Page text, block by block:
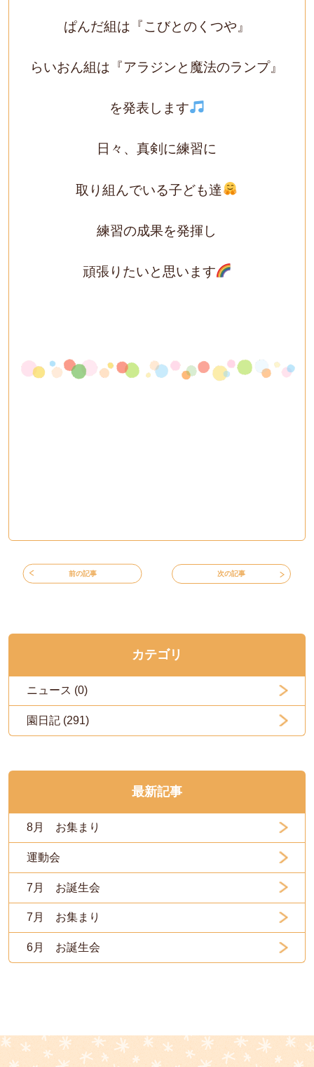
ぱんだ組は『こびとのくつや』
らいおん組は『アラジンと魔法のランプ』
を発表します
日々、真剣に練習に
取り組んでいる子ども達
練習の成果を発揮し
頑張りたいと思います
前の記事 次の記事
カテゴリ
ニュース (0)
園日記 (291)
最新記事
8月 お集まり
運動会
7月 お誕生会
7月 お集まり
6月 お誕生会